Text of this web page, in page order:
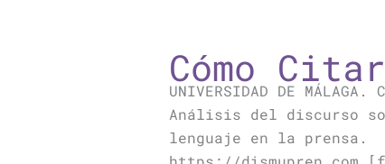
Cómo Citar
UNIVERSIDAD DE MÁLAGA.
Análisis del discurso
lenguaje en la prensa.